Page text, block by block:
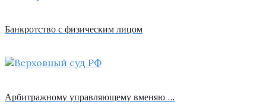
Банкротство с физическим лицом
Арбитражному управляющему вменяю …